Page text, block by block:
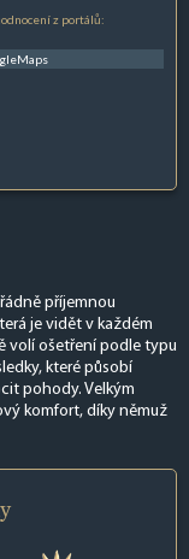
z portálů:
příjemnou
je vidět v každém
volí ošetření podle typu
které působí
pohody. Velkým
komfort, díky němuž